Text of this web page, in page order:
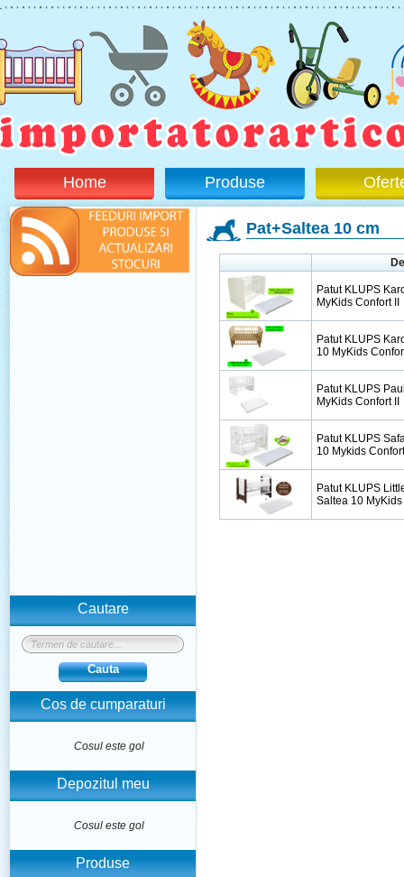
Home Produse
Cautare
Cauta
Cos de cumparaturi
Cosul este gol
Depozitul meu
Cosul este gol
Produse
Pat+Saltea 10 cm
Patut KLUPS
MyKids Confort II
Patut KLUPS
10 MyKids
Patut KLUPS
MyKids Confort II
Patut KLUPS
10 Mykids
Patut KLUPS
Saltea 10